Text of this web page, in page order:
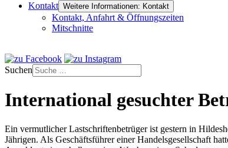
Kontakt Weitere Informationen: Kontakt
Kontakt, Anfahrt & Öffnungszeiten
Mitschnitte
Suchen
International gesuchter
Ein vermutlicher Lastschriftenbetrüger ist gestern in
Jährigen. Als Geschäftsführer einer Handelsgesellschaft